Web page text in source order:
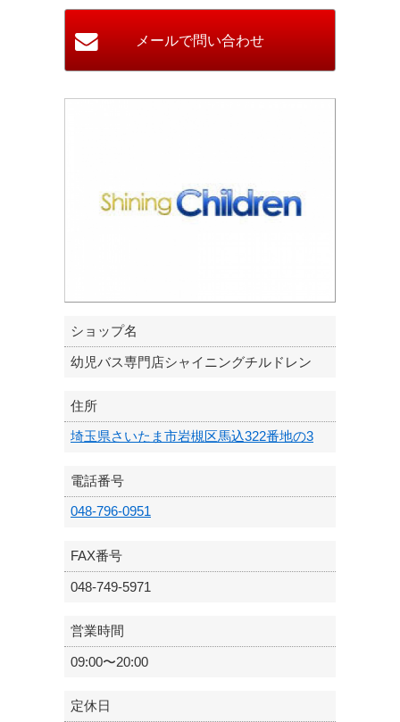
ショップ名
幼児バス専門店シャイニングチルドレン
住所
埼玉県さいたま市岩槻区馬込322番地の3
電話番号
048-796-0951
FAX番号
048-749-5971
営業時間
09:00〜20:00
定休日